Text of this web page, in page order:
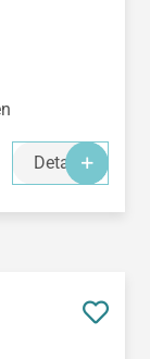
Details